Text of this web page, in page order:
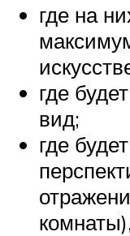
где на
где
вид;
где